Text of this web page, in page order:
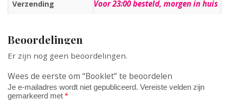
Verzending Voor 23:00 besteld, morgen in huis
Beoordelingen
Er zijn nog geen beoordelingen.
Wees de eerste om “Booklet” te beoordelen
Je e-mailadres wordt niet gepubliceerd. Vereiste velden zijn
gemarkeerd met *